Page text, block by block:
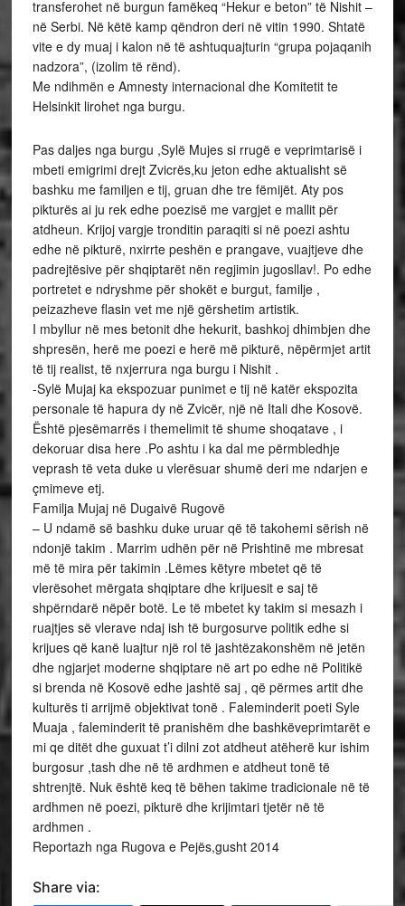
transferohet në burgun famëkeq “Hekur e beton” të Nishit –
në Serbi. Në këtë kamp qëndron deri në vitin 1990. Shtatë
vite e dy muaj i kalon në të ashtuquajturin “grupa pojaqanih
nadzora”, (izolim të rënd).
Me ndihmën e Amnesty internacional dhe Komitetit te
Helsinkit lirohet nga burgu.
Pas daljes nga burgu ,Sylë Mujes si rrugë e veprimtarisë i
mbeti emigrimi drejt Zvicrës,ku jeton edhe aktualisht së
bashku me familjen e tij, gruan dhe tre fëmijët. Aty pos
pikturës ai ju rek edhe poezisë me vargjet e mallit për
atdheun. Krijoj vargje tronditin paraqiti si në poezi ashtu
edhe në pikturë, nxirrte peshën e prangave, vuajtjeve dhe
padrejtësive për shqiptarët nën regjimin jugosllav!. Po edhe
portretet e ndryshme për shokët e burgut, familje ,
peizazheve flasin vet me një gërshetim artistik.
I mbyllur në mes betonit dhe hekurit, bashkoj dhimbjen dhe
shpresën, herë me poezi e herë më pikturë, nëpërmjet artit
të tij realist, të nxjerrura nga burgu i Nishit .
-Sylë Mujaj ka ekspozuar punimet e tij në katër ekspozita
personale të hapura dy në Zvicër, një në Itali dhe Kosovë.
Është pjesëmarrës i themelimit të shume shoqatave , i
dekoruar disa here .Po ashtu i ka dal me përmbledhje
veprash të veta duke u vlerësuar shumë deri me ndarjen e
çmimeve etj.
Familja Mujaj në Dugaivë Rugovë
– U ndamë së bashku duke uruar që të takohemi sërish në
ndonjë takim . Marrim udhën për në Prishtinë me mbresat
më të mira për takimin .Lëmes këtyre mbetet që të
vlerësohet mërgata shqiptare dhe krijuesit e saj të
shpërndarë nëpër botë. Le të mbetet ky takim si mesazh i
ruajtjes së vlerave ndaj ish të burgosurve politik edhe si
krijues që kanë luajtur një rol të jashtëzakonshëm në jetën
dhe ngjarjet moderne shqiptare në art po edhe në Politikë
si brenda në Kosovë edhe jashtë saj , që përmes artit dhe
kulturës ti arrijmë objektivat tonë . Faleminderit poeti Syle
Muaja , faleminderit të pranishëm dhe bashkëveprimtarët e
mi qe ditët dhe guxuat t’i dilni zot atdheut atëherë kur ishim
burgosur ,tash dhe në të ardhmen e atdheut tonë të
shtrenjtë. Nuk është keq të bëhen takime tradicionale në të
ardhmen në poezi, pikturë dhe krijimtari tjetër në të
ardhmen .
Reportazh nga Rugova e Pejës,gusht 2014
Share via: